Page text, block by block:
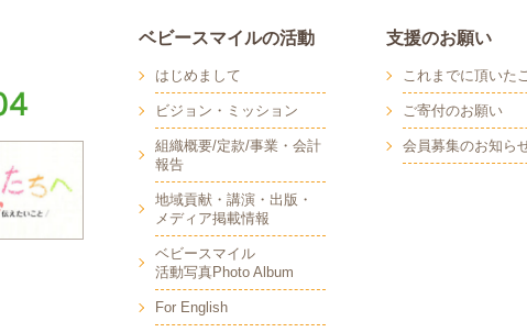
ベビースマイルの活動
はじめまして
ビジョン・ミッション
組織概要/定款/事業・会計
報告
地域貢献・講演・出版・
メディア掲載情報
ベビースマイル
活動写真Photo Album
For English
支援のお願い
これまでに頂いた
ご寄付のお願い
会員募集のお知ら